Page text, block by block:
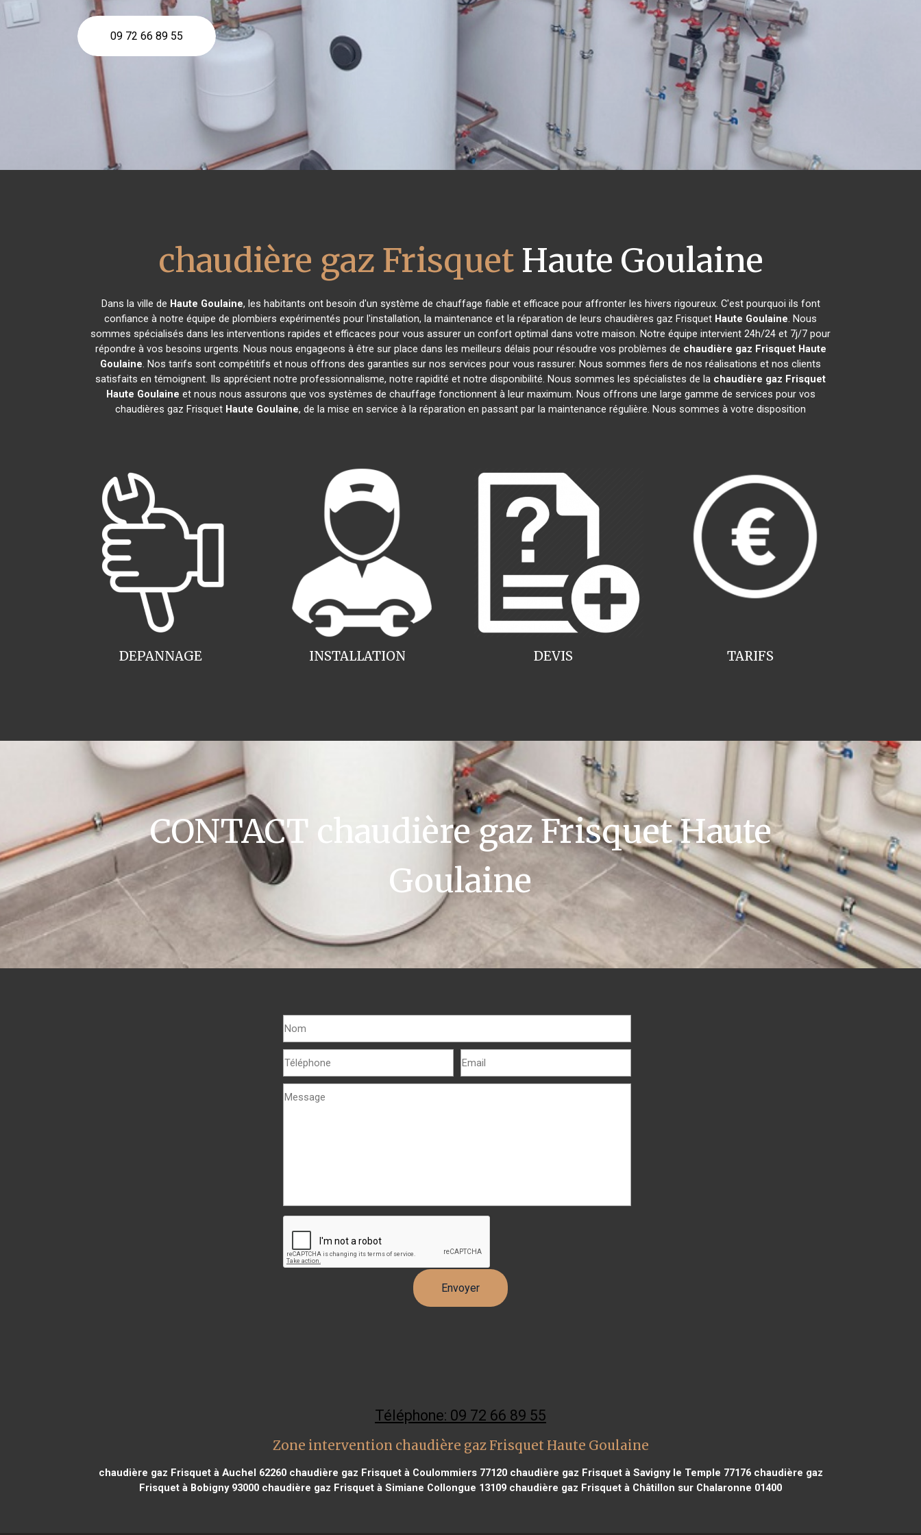
09 72 66 89 55
chaudière gaz FrisquetHaute Goulaine
Dans la ville de Haute Goulaine, les habitants ont besoin d'un système de chauffage fiable et efficace pour affronter les hivers rigoureux. C'est pourquoi ils font
confiance à notre équipe de plombiers expérimentés pour l'installation, la maintenance et la réparation de leurs chaudières gaz Frisquet Haute Goulaine. Nous
sommes spécialisés dans les interventions rapides et efficaces pour vous assurer un confort optimal dans votre maison. Notre équipe intervient 24h/24 et 7j/7 pour
répondre à vos besoins urgents. Nous nous engageons à être sur place dans les meilleurs délais pour résoudre vos problèmes de chaudière gaz Frisquet Haute
Goulaine. Nos tarifs sont compétitifs et nous offrons des garanties sur nos services pour vous rassurer. Nous sommes fiers de nos réalisations et nos clients
satisfaits en témoignent. Ils apprécient notre professionnalisme, notre rapidité et notre disponibilité. Nous sommes les spécialistes de la chaudière gaz Frisquet
Haute Goulaine et nous nous assurons que vos systèmes de chauffage fonctionnent à leur maximum. Nous offrons une large gamme de services pour vos
chaudières gaz Frisquet Haute Goulaine, de la mise en service à la réparation en passant par la maintenance régulière. Nous sommes à votre disposition
INSTALLATION
DEPANNAGE TARIFS
DEVIS
CONTACT chaudière gaz Frisquet Haute
Goulaine
Téléphone: 09 72 66 89 55
Zone intervention chaudière gaz Frisquet Haute Goulaine
chaudière gaz Frisquet à Auchel 62260chaudière gaz Frisquet à Coulommiers 77120chaudière gaz Frisquet à Savigny le Temple 77176chaudière gaz
Frisquet à Bobigny 93000 chaudière gaz Frisquet à Simiane Collongue 13109 chaudière gaz Frisquet à Châtillon sur Chalaronne 01400